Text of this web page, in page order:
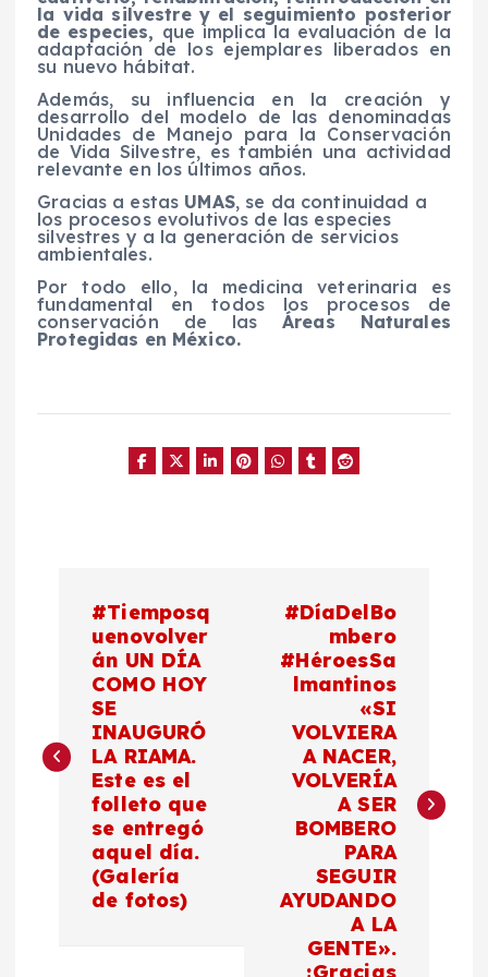
la vida silvestre y el seguimiento posterior
de especies, que implica la evaluación de la
adaptación de los ejemplares liberados en
su nuevo hábitat.
Además, su influencia en la creación y
desarrollo del modelo de las denominadas
Unidades de Manejo para la Conservación
de Vida Silvestre, es también una actividad
relevante en los últimos años.
Gracias a estas UMAS, se da continuidad a
los procesos evolutivos de las especies
silvestres y a la generación de servicios
ambientales.
Por todo ello, la medicina veterinaria es
fundamental en todos los procesos de
conservación de lasÁreas Naturales
Protegidas en México.
e
#Tiemposq
uenovolver
án UN DÍA
COMO HOY
SE
INAUGURÓ
LA RIAMA.
Este es el
folleto que
se entregó
aquel día.
(Galería
de fotos)
#DíaDelBo
mbero
#HéroesSa
lmantinos
«SI
VOLVIERA
A NACER,
VOLVERÍA
A SER
BOMBERO
PARA
SEGUIR
AYUDANDO
A LA
GENTE».